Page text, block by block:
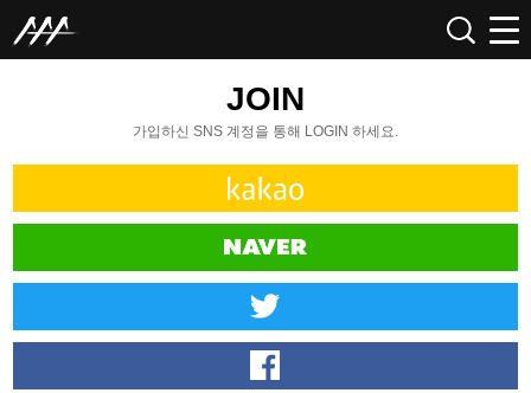
JOIN
가입하신 SNS 계정을 통해 LOGIN 하세요.